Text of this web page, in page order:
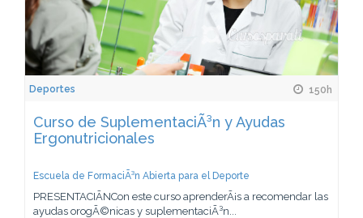
Deportes 150h
Curso de SuplementaciÃ³n y Ayudas
Ergonutricionales
Escuela de FormaciÃ³n Abierta para el Deporte
PRESENTACIÃNCon este curso aprenderÃ¡s a recomendar las
ayudas orogÃ©nicas y suplementaciÃ³n...